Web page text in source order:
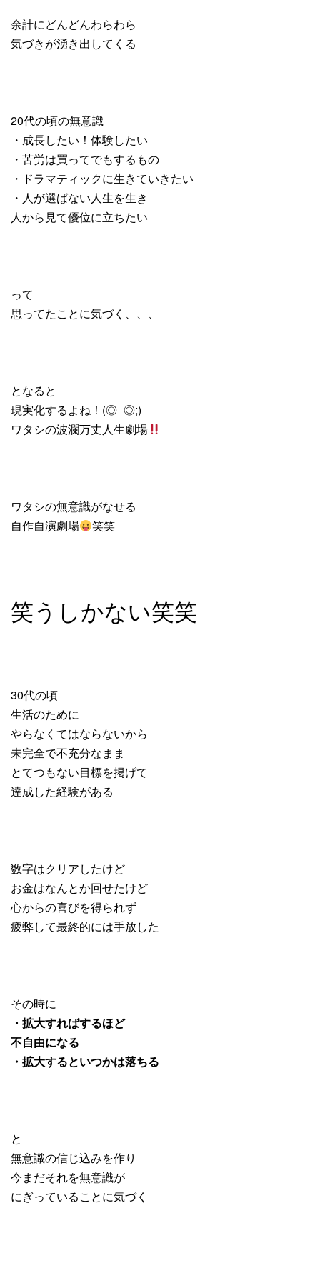
余計にどんどんわらわら
気づきが湧き出してくる
20代の頃の無意識
・成長したい！体験したい
・苦労は買ってでもするもの
・ドラマティックに生きていきたい
・ 人が選ばない人生を生き
人から見て優位に立ちたい
って
思ってたことに気づく、、、
となると
現実化するよね！(◎_◎;)
ワタシの波瀾万丈人生劇場
ワタシの無意識がなせる
自作自演劇場
笑笑
笑うしかない笑笑
30代の頃
生活のために
やらなくてはならないから
未完全で不充分なまま
とてつもない目標を掲げて
達成した経験がある
数字はクリアしたけど
お金はなんとか回せたけど
心からの喜びを得られず
疲弊して最終的には手放した
その時に
・拡大すればするほど
不自由になる
・拡大するといつかは落ちる
と
無意識の信じ込みを作り
今まだそれを無意識が
にぎっていることに気づく